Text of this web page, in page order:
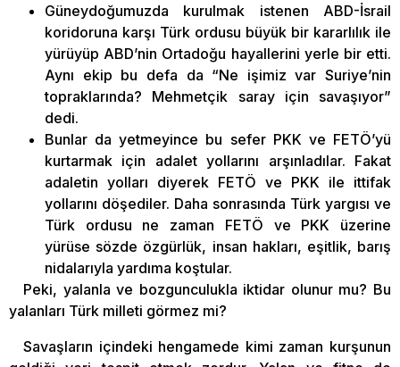
Güneydoğumuzda kurulmak istenen ABD-İsrail
koridoruna karşı Türk ordusu büyük bir kararlılık ile
yürüyüp ABD’nin Ortadoğu hayallerini yerle bir etti.
Aynı ekip bu defa da “Ne işimiz var Suriye’nin
topraklarında? Mehmetçik saray için savaşıyor”
dedi.
Bunlar da yetmeyince bu sefer PKK ve FETÖ’yü
kurtarmak için adalet yollarını arşınladılar. Fakat
adaletin yolları diyerek FETÖ ve PKK ile ittifak
yollarını döşediler. Daha sonrasında Türk yargısı ve
Türk ordusu ne zaman FETÖ ve PKK üzerine
yürüse sözde özgürlük, insan hakları, eşitlik, barış
nidalarıyla yardıma koştular.
Peki, yalanla ve bozgunculukla iktidar olunur mu? Bu
yalanları Türk milleti görmez mi?
Savaşların içindeki hengamede kimi zaman kurşunun